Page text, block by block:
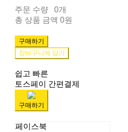
주문 수량
0개
총 상품 금액 0원
구매하기
장바구니에 담기
쉽고 빠른
토스페이 간편결제
구매하기
페이스북